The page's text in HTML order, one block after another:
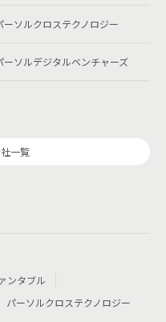
ーソルクロステクノロジー
ーソルデジタルベンチャーズ
一覧
ンタブル
パーソルクロステクノロジー